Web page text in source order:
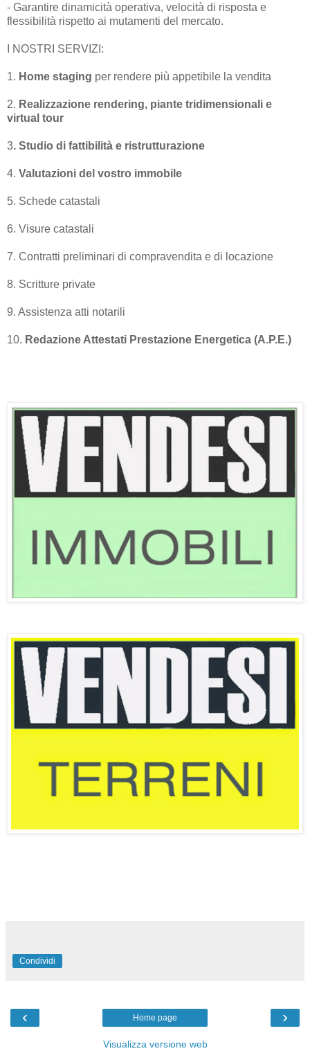
- Garantire dinamicità operativa, velocità di risposta e
flessibilità rispetto ai mutamenti del mercato.
I NOSTRI SERVIZI:
1. Home staging per rendere più appetibile la vendita
2. Realizzazione rendering, piante tridimensionali e
virtual tour
3. Studio di fattibilità e ristrutturazione
4. Valutazioni del vostro immobile
5. Schede catastali
6. Visure catastali
7. Contratti preliminari di compravendita e di locazione
8. Scritture private
9. Assistenza atti notarili
10. Redazione Attestati Prestazione Energetica (A.P.E.)
Condividi
‹ ›
Home page
Visualizza versione web